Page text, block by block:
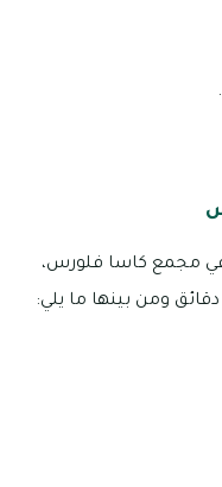
في مجمع كاسا فلورس،